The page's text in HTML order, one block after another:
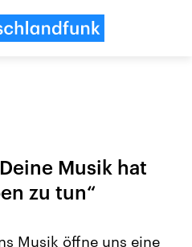
Musik hat
zu tun“
Musik öffne uns eine